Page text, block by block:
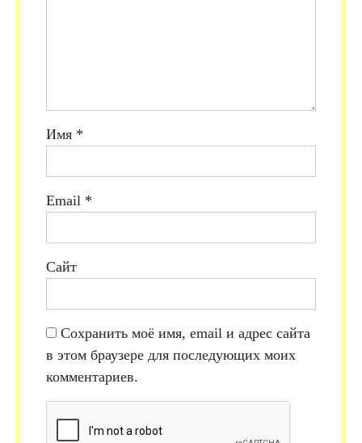
Имя *
Email *
Сайт
Сохранить моё имя, email и адрес сайта
в этом браузере для последующих моих
комментариев.